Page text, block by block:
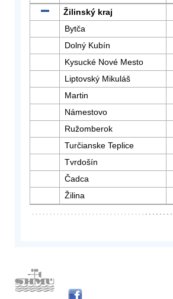
Žilinský kraj
Bytča
Dolný Kubín
Kysucké Nové Mesto
Liptovský Mikuláš
Martin
Námestovo
Ružomberok
Turčianske Teplice
Tvrdošín
Čadca
Žilina